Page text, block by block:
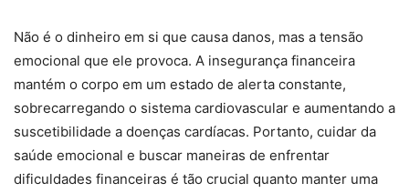
Não é o dinheiro em si que causa danos, mas a tensão
emocional que ele provoca. A insegurança financeira
mantém o corpo em um estado de alerta constante,
sobrecarregando o sistema cardiovascular e aumentando a
suscetibilidade a doenças cardíacas. Portanto, cuidar da
saúde emocional e buscar maneiras de enfrentar
dificuldades financeiras é tão crucial quanto manter uma